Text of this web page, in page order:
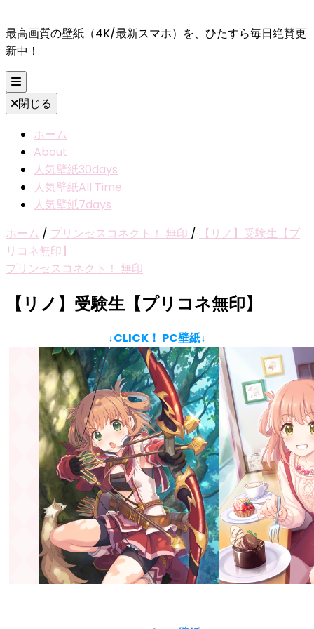
最高画質の壁紙（4K/最新スマホ）を、ひたすら毎日絶賛更
新中！
閉じる
ホーム
About
人気壁紙30days
人気壁紙All Time
人気壁紙7days
ホーム / プリンセスコネクト！ 無印 /
【リノ】受験生【プ
リコネ無印】
プリンセスコネクト！ 無印
【リノ】受験生【プリコネ無印】
↓CLICK！ PC壁紙↓